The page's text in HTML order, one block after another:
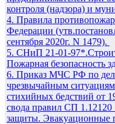
контроля (надзора) и
4. Правила
Федерации
сентября 2020г. N 1479).
5. СНиП 21-01-
Пожарная безопасность
6. Приказ МЧС РФ по
чрезвычайным
стихийных бедствий от
свода правил СП
защиты. Эвакуационные